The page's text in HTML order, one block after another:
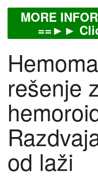
MORE
==►►
rešenje
od laži